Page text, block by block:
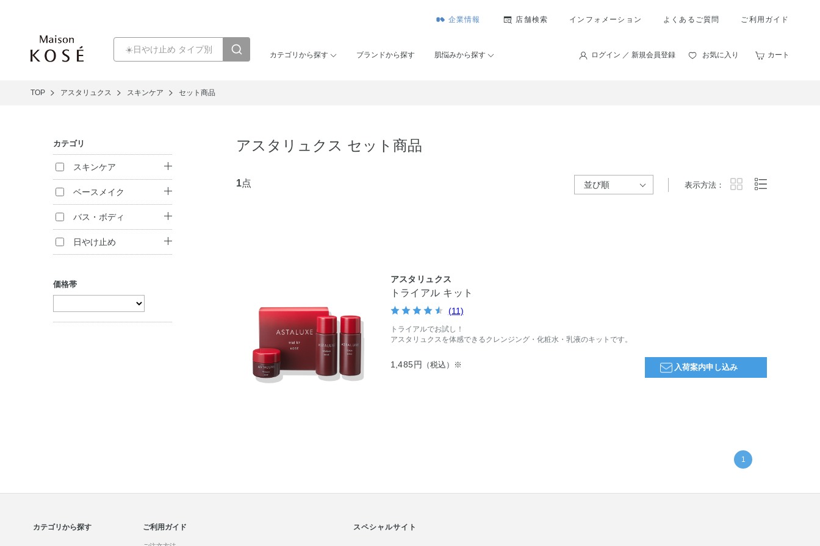
企業情報 店舗検索 インフォメーション よくあるご質問 ご利用ガイド
カテゴリから探す ブランドから探す 肌悩みから探す ログイン ／ 新規会員登録 お気に入り カート
TOP アスタリュクス スキンケア セット商品
アスタリュクス セット商品
カテゴリ
スキンケア
クレンジング
洗顔料
化粧水
ジェル・美容液
ベースメイク
ファンデーション
化粧下地
コンシーラー
バス・ボディ
ハンドケア
日やけ止め
価格帯
1点 表示方法：
アスタリュクス
トライアル キット
(11)
トライアルでお試し！
アスタリュクスを体感できるクレンジング・化粧水・乳液のキットです。
1,485円 （税込）※ 入荷案内申し込み
1
カテゴリから探す ご利用ガイド スペシャルサイト